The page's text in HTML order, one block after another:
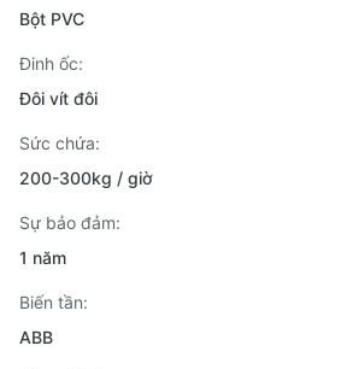
Bột PVC
Đinh ốc:
Đôi vít đôi
Sức chứa:
200-300kg / giờ
Sự bảo đảm:
1 năm
Biến tần:
ABB